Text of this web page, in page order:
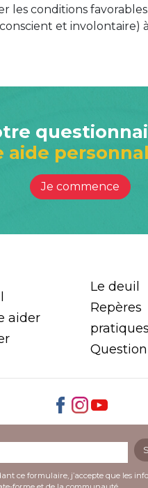
conditions favorables
et
aide
Je commence
aider
Le deuil
Repères
pratiques
ce formulaire, j’accepte que les